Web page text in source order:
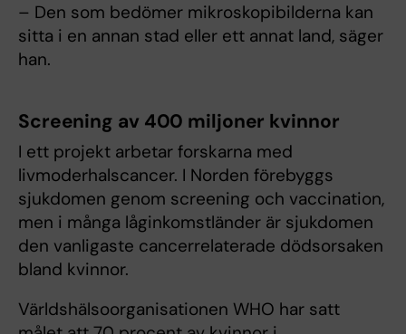
– Den som bedömer mikroskopibilderna kan
sitta i en annan stad eller ett annat land, säger
han.
Screening av 400 miljoner kvinnor
I ett projekt arbetar forskarna med
livmoderhalscancer. I Norden förebyggs
sjukdomen genom screening och vaccination,
men i många låginkomstländer är sjukdomen
den vanligaste cancerrelaterade dödsorsaken
bland kvinnor.
Världshälsoorganisationen WHO har satt